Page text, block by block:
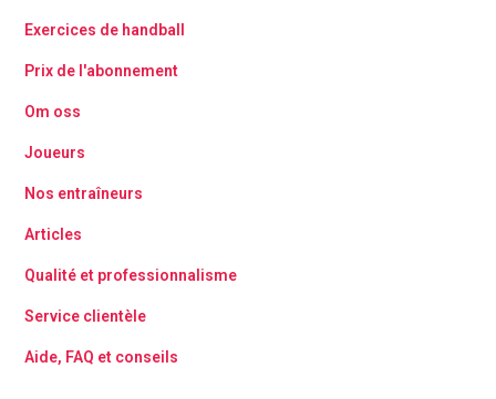
Exercices de handball
Prix de l'abonnement
Om oss
Joueurs
Nos entraîneurs
Articles
Qualité et professionnalisme
Service clientèle
Aide, FAQ et conseils